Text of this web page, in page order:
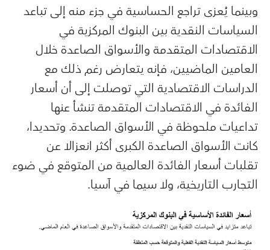
وبينما يُعزى تراجع الحساسية في جزء منه إلى تباعد
السياسات النقدية بين البنوك المركزية في
الاقتصادات المتقدمة والأسواق الصاعدة خلال
العامين الماضيين، فإنه يتعارض رغم ذلك مع
الدراسات الاقتصادية التي توصلت إلى أن أسعار
الفائدة في الاقتصادات المتقدمة تنشأ عنها
تداعيات ملحوظة في الأسواق الصاعدة. وتحديدا،
كانت الأسواق الصاعدة الكبرى أكثر انعزالا عن
تقلبات أسعار الفائدة العالمية من المتوقع في ضوء
التجارب التاريخية، ولا سيما في آسيا.